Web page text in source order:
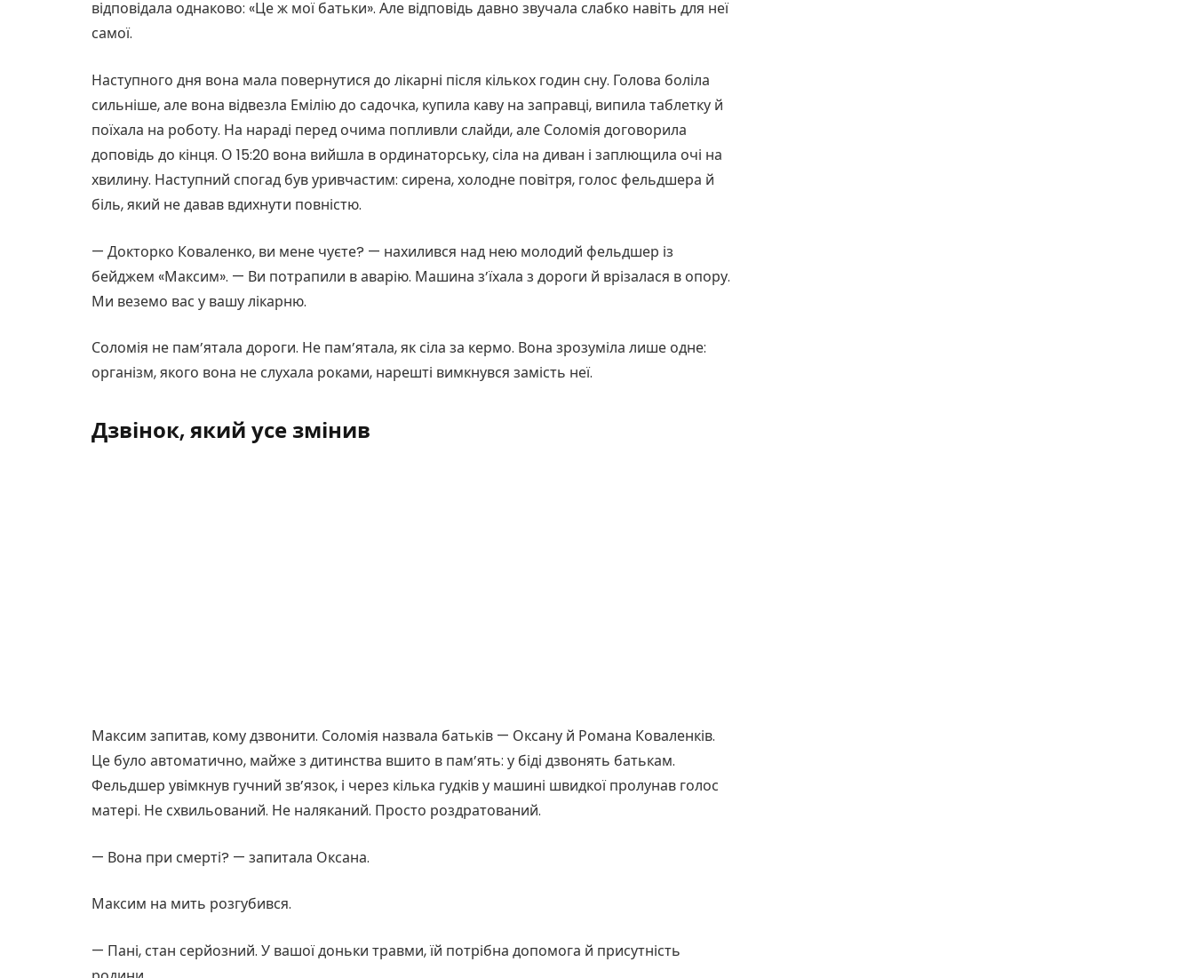
відповідала однаково: «Це ж мої батьки». Але відповідь давно звучала слабко навіть для неї
самої.
Наступного дня вона мала повернутися до лікарні після кількох годин сну. Голова боліла
сильніше, але вона відвезла Емілію до садочка, купила каву на заправці, випила таблетку й
поїхала на роботу. На нараді перед очима попливли слайди, але Соломія договорила
доповідь до кінця. О 15:20 вона вийшла в ординаторську, сіла на диван і заплющила очі на
хвилину. Наступний спогад був уривчастим: сирена, холодне повітря, голос фельдшера й
біль, який не давав вдихнути повністю.
— Докторко Коваленко, ви мене чуєте? — нахилився над нею молодий фельдшер із
бейджем «Максим». — Ви потрапили в аварію. Машина з’їхала з дороги й врізалася в опору.
Ми веземо вас у вашу лікарню.
Соломія не пам’ятала дороги. Не пам’ятала, як сіла за кермо. Вона зрозуміла лише одне:
організм, якого вона не слухала роками, нарешті вимкнувся замість неї.
Дзвінок, який усе змінив
Максим запитав, кому дзвонити. Соломія назвала батьків — Оксану й Романа Коваленків.
Це було автоматично, майже з дитинства вшито в пам’ять: у біді дзвонять батькам.
Фельдшер увімкнув гучний зв’язок, і через кілька гудків у машині швидкої пролунав голос
матері. Не схвильований. Не наляканий. Просто роздратований.
— Вона при смерті? — запитала Оксана.
Максим на мить розгубився.
— Пані, стан серйозний. У вашої доньки травми, їй потрібна допомога й присутність